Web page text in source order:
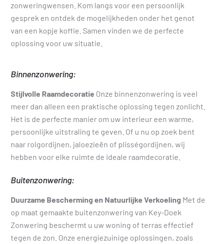
zonweringwensen. Kom langs voor een persoonlijk
gesprek en ontdek de mogelijkheden onder het genot
van een kopje koffie. Samen vinden we de perfecte
oplossing voor uw situatie.
Binnenzonwering:
Stijlvolle Raamdecoratie Onze binnenzonwering is veel
meer dan alleen een praktische oplossing tegen zonlicht.
Het is de perfecte manier om uw interieur een warme,
persoonlijke uitstraling te geven. Of u nu op zoek bent
naar rolgordijnen, jaloezieën of plisségordijnen, wij
hebben voor elke ruimte de ideale raamdecoratie.
Buitenzonwering:
Duurzame Bescherming en Natuurlijke Verkoeling Met de
op maat gemaakte buitenzonwering van Key-Doek
Zonwering beschermt u uw woning of terras effectief
tegen de zon. Onze energiezuinige oplossingen, zoals